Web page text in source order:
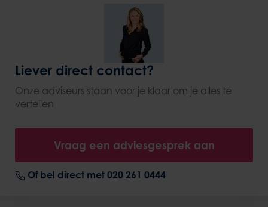
Liever direct contact?
Onze adviseurs staan voor je klaar om je alles te
vertellen
Vraag een adviesgesprek aan
Of bel direct met 020 261 0444